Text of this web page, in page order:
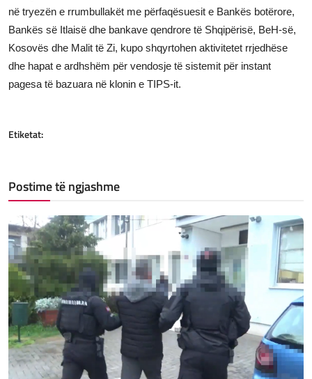
në tryezën e rrumbullakët me përfaqësuesit e Bankës botërore,
Bankës së Itlaisë dhe bankave qendrore të Shqipërisë, BeH-së,
Kosovës dhe Malit të Zi, kupo shqyrtohen aktivitetet rrjedhëse
dhe hapat e ardhshëm për vendosje të sistemit për instant
pagesa të bazuara në klonin e TIPS-it.
Etiketat:
Postime të ngjashme